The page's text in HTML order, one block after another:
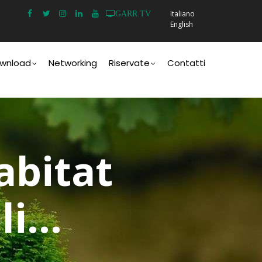
GARR.TV
Italiano
English
Networking Riservate Contatti